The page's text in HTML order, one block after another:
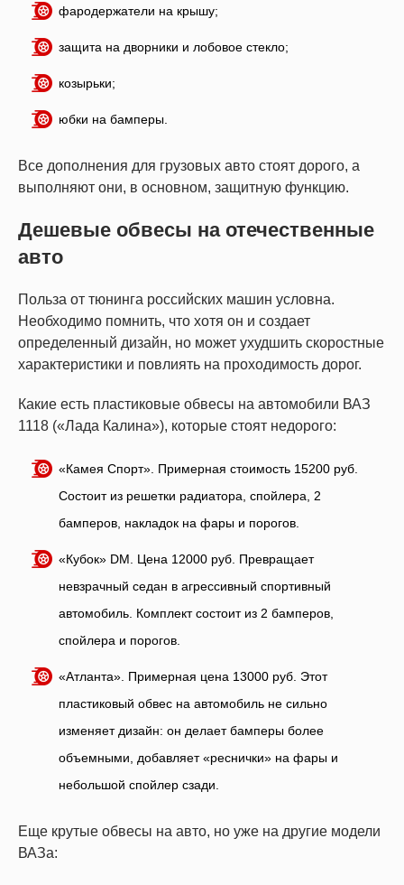
фародержатели на крышу;
защита на дворники и лобовое стекло;
козырьки;
юбки на бамперы.
Все дополнения для грузовых авто стоят дорого, а
выполняют они, в основном, защитную функцию.
Дешевые обвесы на отечественные
авто
Польза от тюнинга российских машин условна.
Необходимо помнить, что хотя он и создает
определенный дизайн, но может ухудшить скоростные
характеристики и повлиять на проходимость дорог.
Какие есть пластиковые обвесы на автомобили ВАЗ
1118 («Лада Калина»), которые стоят недорого:
«Камея Спорт». Примерная стоимость 15200 руб.
Состоит из решетки радиатора, спойлера, 2
бамперов, накладок на фары и порогов.
«Кубок» DM. Цена 12000 руб. Превращает
невзрачный седан в агрессивный спортивный
автомобиль. Комплект состоит из 2 бамперов,
спойлера и порогов.
«Атланта». Примерная цена 13000 руб. Этот
пластиковый обвес на автомобиль не сильно
изменяет дизайн: он делает бамперы более
объемными, добавляет «реснички» на фары и
небольшой спойлер сзади.
Еще крутые обвесы на авто, но уже на другие модели
ВАЗа: